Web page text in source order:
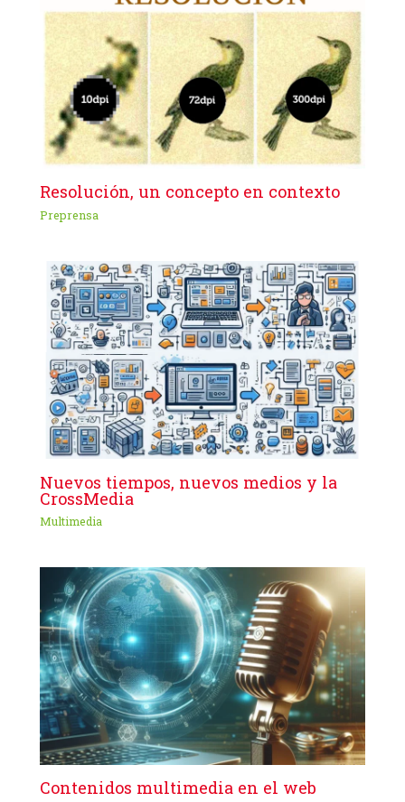
Resolución, un concepto en contexto
Preprensa
Nuevos tiempos, nuevos medios y la
CrossMedia
Multimedia
Contenidos multimedia en el web